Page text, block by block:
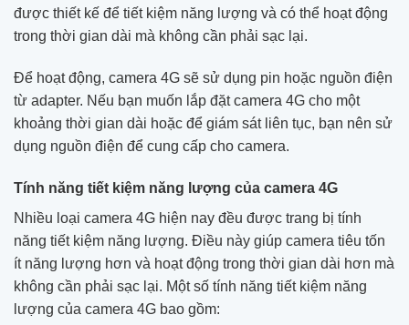
được thiết kế để tiết kiệm năng lượng và có thể hoạt động
trong thời gian dài mà không cần phải sạc lại.
Để hoạt động, camera 4G sẽ sử dụng pin hoặc nguồn điện
từ adapter. Nếu bạn muốn lắp đặt camera 4G cho một
khoảng thời gian dài hoặc để giám sát liên tục, bạn nên sử
dụng nguồn điện để cung cấp cho camera.
Tính năng tiết kiệm năng lượng của camera 4G
Nhiều loại camera 4G hiện nay đều được trang bị tính
năng tiết kiệm năng lượng. Điều này giúp camera tiêu tốn
ít năng lượng hơn và hoạt động trong thời gian dài hơn mà
không cần phải sạc lại. Một số tính năng tiết kiệm năng
lượng của camera 4G bao gồm: